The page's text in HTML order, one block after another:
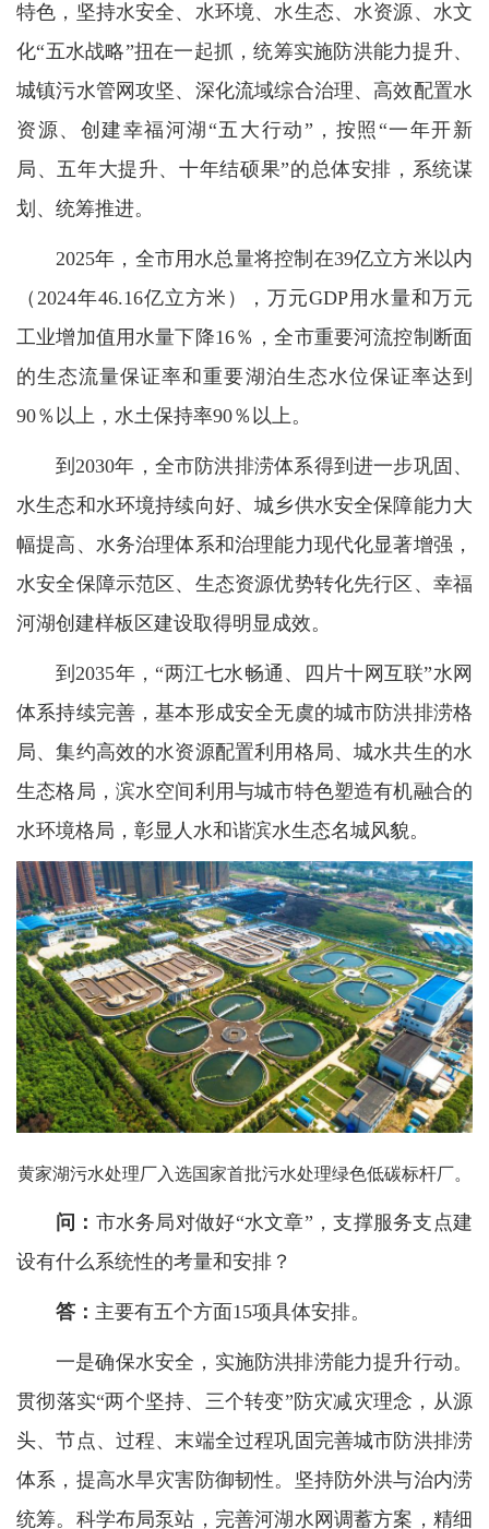
特色，坚持水安全、水环境、水生态、水资源、水文
化“五水战略”扭在一起抓，统筹实施防洪能力提升、
城镇污水管网攻坚、深化流域综合治理、高效配置水
资源、创建幸福河湖“五大行动”，按照“一年开新
局、五年大提升、十年结硕果”的总体安排，系统谋
划、统筹推进。
2025年，全市用水总量将控制在39亿立方米以内
（2024年46.16亿立方米），万元GDP用水量和万元
工业增加值用水量下降16％，全市重要河流控制断面
的生态流量保证率和重要湖泊生态水位保证率达到
90％以上，水土保持率90％以上。
到2030年，全市防洪排涝体系得到进一步巩固、
水生态和水环境持续向好、城乡供水安全保障能力大
幅提高、水务治理体系和治理能力现代化显著增强，
水安全保障示范区、生态资源优势转化先行区、幸福
河湖创建样板区建设取得明显成效。
到2035年，“两江七水畅通、四片十网互联”水网
体系持续完善，基本形成安全无虞的城市防洪排涝格
局、集约高效的水资源配置利用格局、城水共生的水
生态格局，滨水空间利用与城市特色塑造有机融合的
水环境格局，彰显人水和谐滨水生态名城风貌。
黄家湖污水处理厂入选国家首批污水处理绿色低碳标杆厂。
问： 市水务局对做好“水文章”，支撑服务支点建
设有什么系统性的考量和安排？
答： 主要有五个方面15项具体安排。
一是确保水安全，实施防洪排涝能力提升行动。
贯彻落实“两个坚持、三个转变”防灾减灾理念，从源
头、节点、过程、末端全过程巩固完善城市防洪排涝
体系，提高水旱灾害防御韧性。坚持防外洪与治内涝
统筹。科学布局泵站，完善河湖水网调蓄方案，精细